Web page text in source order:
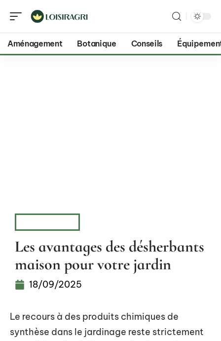
Aménagement Botanique Conseils
Les avantages des désherbants
maison pour votre jardin
18/09/2025
Le recours à des produits chimiques de
synthèse dans le jardinage reste strictement